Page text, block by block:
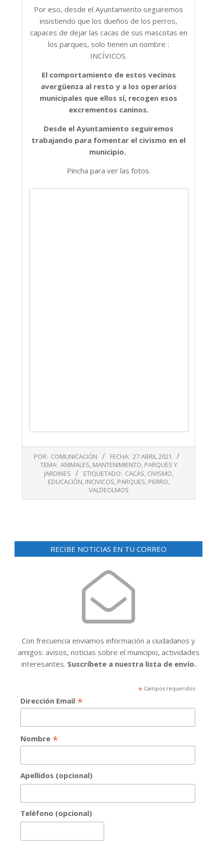
Por eso, desde el Ayuntamiento seguiremos
insistiendo que los dueños de los perros,
capaces de dejar las cacas de sus mascotas en
los parques, solo tienen un nombre :
INCÍVICOS.
El comportamiento de estos vecinos
avergüenza al resto y a los operarios
municipales que ellos sí, recogen esos
excrementos caninos.
Desde el Ayuntamiento seguiremos
trabajando para fomentar el civismo en el
municipio.
Pincha para ver las fotos.
POR: COMUNICACIÓN FECHA: 27 ABRIL 2021
TEMA: ANIMALES, MANTENIMIENTO, PARQUES Y
JARDINES
ETIQUETADO: CACAS, CIVISMO,
EDUCACIÓN, INCIVICOS, PARQUES, PERRO,
VALDEOLMOS
RECIBE NOTICIAS EN TU CORREO
Con frecuencia enviamos información a ciudadanos y
amigos: avisos, noticias sobre el municipio, actividades
interesantes. Suscríbete a nuestra lista de envío.
*Campos requeridos
Dirección Email *
Nombre *
Apellidos (opcional)
Teléfono (opcional)